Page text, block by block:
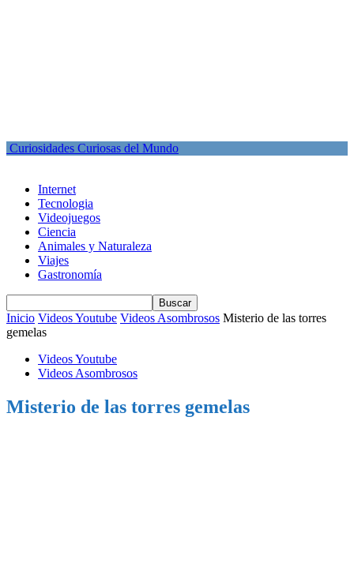
Curiosidades Curiosas del Mundo
Internet
Tecnologia
Videojuegos
Ciencia
Animales y Naturaleza
Viajes
Gastronomía
Inicio Videos Youtube Videos Asombrosos Misterio de las torres
gemelas
Videos Youtube
Videos Asombrosos
Misterio de las torres gemelas